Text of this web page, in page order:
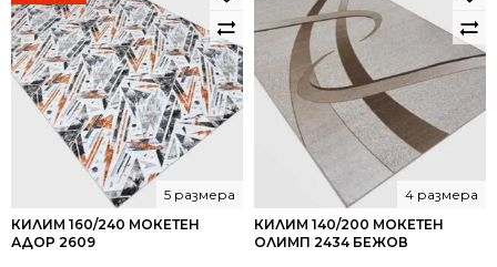
КИЛИМ 160/240 МОКЕТЕН
АДОР 2609
5 размера
КИЛИМ 140/200 МОКЕТЕН
ОЛИМП 2434 БЕЖОВ
4 размера